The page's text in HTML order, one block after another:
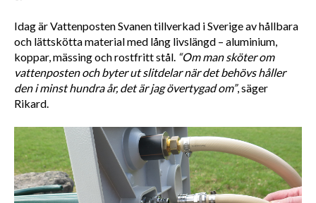
Idag är Vattenposten Svanen tillverkad i Sverige av hållbara
och lättskötta material med lång livslängd – aluminium,
koppar, mässing och rostfritt stål. “Om man sköter om
vattenposten och byter ut slitdelar när det behövs håller
den i minst hundra år, det är jag övertygad om”, säger
Rikard.